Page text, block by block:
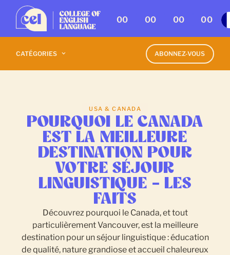
00 00 00 00
CATÉGORIES ABONNEZ-VOUS
USA & CANADA
POURQUOI LE CANADA
EST LA MEILLEURE
DESTINATION POUR
VOTRE SÉJOUR
LINGUISTIQUE – LES
FAITS
Découvrez pourquoi le Canada, et tout
particulièrement Vancouver, est la meilleure
destination pour un séjour linguistique : éducation
de qualité, nature grandiose et accueil chaleureux